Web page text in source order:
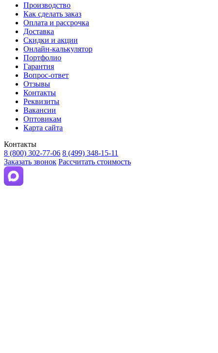
Производство
Как сделать заказ
Оплата и рассрочка
Доставка
Скидки и акции
Онлайн-калькулятор
Портфолио
Гарантия
Вопрос-ответ
Отзывы
Контакты
Реквизиты
Вакансии
Оптовикам
Карта сайта
Контакты
8 (800) 302-77-06 8 (499) 348-15-11
Заказать звонок Рассчитать стоимость